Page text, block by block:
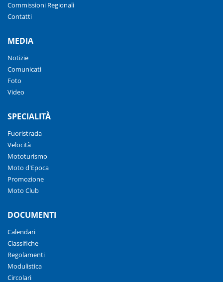
Commissioni Regionali
Contatti
MEDIA
Notizie
Comunicati
Foto
Video
SPECIALITÀ
Fuoristrada
Velocità
Mototurismo
Moto d'Epoca
Promozione
Moto Club
DOCUMENTI
Calendari
Classifiche
Regolamenti
Modulistica
Circolari